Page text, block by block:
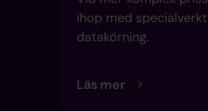
ihop med
datakörning.
Läs mer